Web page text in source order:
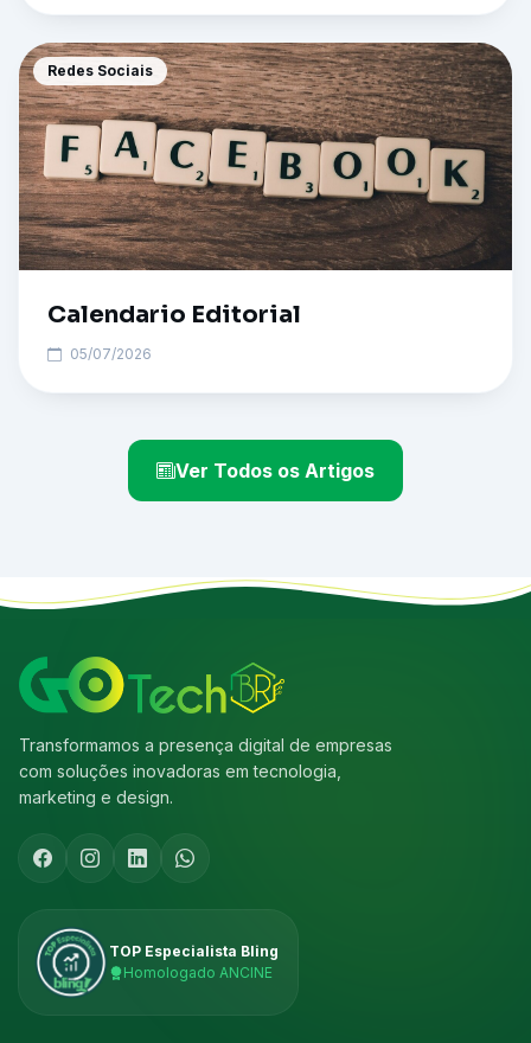
Redes Sociais
Calendario Editorial
05/07/2026
Ver Todos os Artigos
Transformamos a presença digital de empresas
com soluções inovadoras em tecnologia,
marketing e design.
TOP Especialista Bling
Homologado ANCINE